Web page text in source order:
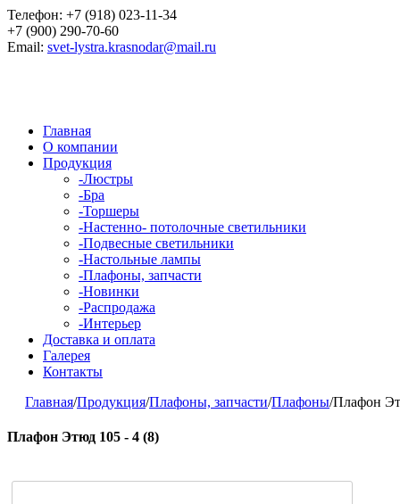
Телефон: +7 (918) 023-11-34
+7 (900) 290-70-60
Email: svet-lystra.krasnodar@mail.ru
Главная
О компании
Продукция
-Люстры
-Бра
-Торшеры
-Настенно- потолочные светильники
-Подвесные светильники
-Настольные лампы
-Плафоны, запчасти
-Новинки
-Распродажа
-Интерьер
Доставка и оплата
Галерея
Контакты
Главная/Продукция/Плафоны, запчасти/Плафоны/Плафон
Плафон Этюд 105 - 4 (8)